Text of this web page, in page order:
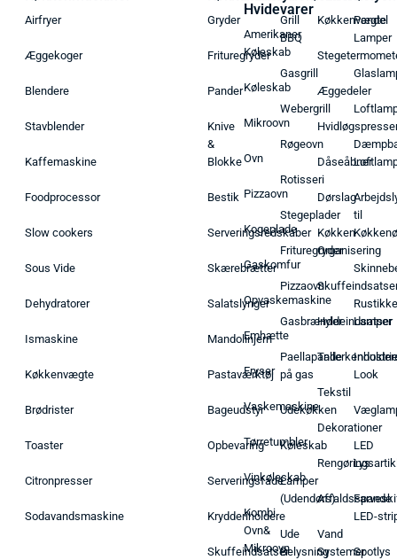
Airfryer
Æggekoger
Blendere
Stavblender
Kaffemaskine
Foodprocessor
Slow cookers
Sous Vide
Dehydratorer
Ismaskine
Køkkenvægte
Brødrister
Toaster
Citronpresser
Sodavandsmaskine
Gryder
Frituregryder
Pander
Knive
&
Blokke
Bestik
Serveringsredskaber
Skærebrætter
Salatslynger
Mandolinjern
Pastaværktøj
Bageudstyr
Opbevaring
Serveringsfade
Krydderiholdere
Skuffeindsatser
Hvidevarer
Amerikaner
Køleskab
Køleskab
Mikroovn
Ovn
Pizzaovn
Kogeplade
Gaskomfur
Opvaskemaskine
Emhætte
Fryser
Vaskemaskine
Tørretumbler
Vinkøleskab
Kombi
Ovn&
Mikroovn
Grill
BBQ
Gasgrill
Webergrill
Røgeovn
Rotisseri
Stegeplader
Frituregryder
Pizzaovn
Gasbrænder
Paellapande
på gas
Udekøkken
Køleskab
Lamper
(Udendørs)
Ude
Belysning
Køkkenvægte
Æggedeler
Dåseåbner
Dørslag
Køkken
Organisering
Hyldeindsatser
Tekstil
Dekorationer
Affaldsspande
Vand
Systemer
Pendel
Lamper
til
Rustikke
Lamper
Look
LED
Lys
LED-
Spotlys